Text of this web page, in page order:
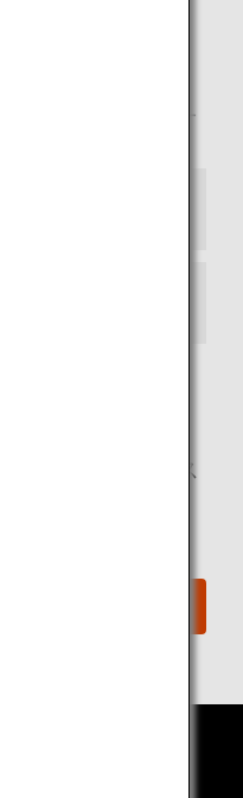
他社便名でANAが運航す
持ちのお客様
な方の相談デス
ください。